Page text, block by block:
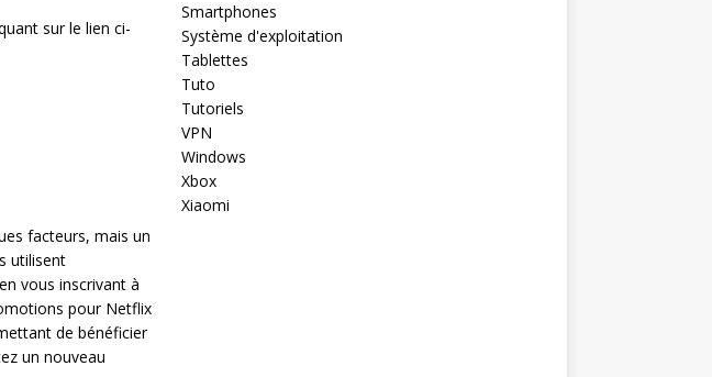
sur le lien ci-
facteurs, mais un
utilisent
vous inscrivant à
pour Netflix
de bénéficier
un nouveau
Smartphones
Système d'exploitation
Tablettes
Tuto
Tutoriels
VPN
Windows
Xbox
Xiaomi